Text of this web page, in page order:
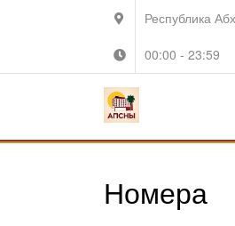
Республика
00:00 - 23:59
Номера